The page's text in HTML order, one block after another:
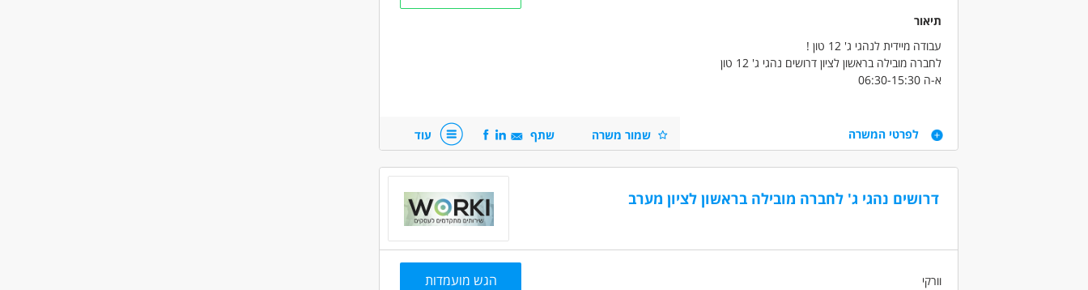
תיאור
עבודה מיידית לנהגי ג' 12 טון !
לחברה מובילה בראשון לציון דרושים נהגי ג' 12 טון
א-ה 06:30-15:30
שנה!
מעל גיל 24 וחובה ניסיון שנתיים לפחות בחלוקה!
נהגים, רכב ותחבורה - נהג/ת חלוקה
לפרטי המשרה שמור משרה שתף עוד
דרושים נהגי ג' לחברה מובילה בראשון לציון מערב
הגש מועמדות
וורקי